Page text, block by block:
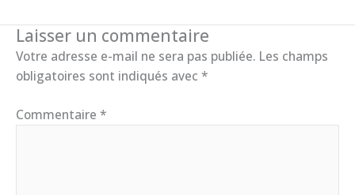
Laisser un commentaire
Votre adresse e-mail ne sera pas publiée. Les champs
obligatoires sont indiqués avec *
Commentaire *